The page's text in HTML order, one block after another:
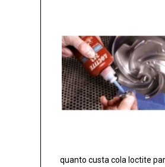
quanto custa cola loctite